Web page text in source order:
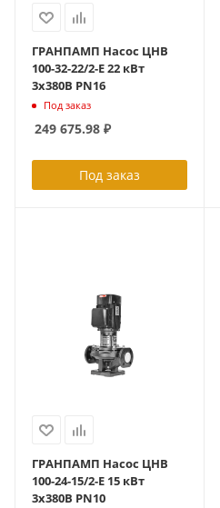
ГРАНПАМП Насос ЦНВ
100-32-22/2-Е 22 кВт
3х380В PN16
Под заказ
249 675.98 ₽
Под заказ
ГРАНПАМП Насос ЦНВ
100-24-15/2-Е 15 кВт
3х380В PN10